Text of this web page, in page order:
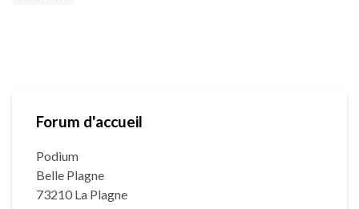
Forum d'accueil
Podium
Belle Plagne
73210 La Plagne